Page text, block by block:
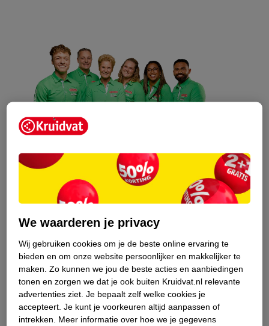
Kruidvat is een erkend specialist in
zelfzorg, ook online. Wat je
gezondheidsvraag ook is, stel hem aan
Stel je gezondheidsvraag
Ook in deze winkel
Kruidvat.nl ophaalpunt
We waarderen je privacy
Wij gebruiken cookies om je de beste online ervaring te
bieden en om onze website persoonlijker en makkelijker te
maken. Zo kunnen we jou de beste acties en aanbiedingen
tonen en zorgen we dat je ook buiten Kruidvat.nl relevante
advertenties ziet. Je bepaalt zelf welke cookies je
accepteert. Je kunt je voorkeuren altijd aanpassen of
intrekken.
Meer informatie over hoe we je gegevens